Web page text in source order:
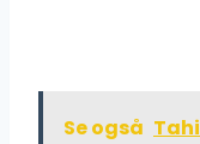
Se også